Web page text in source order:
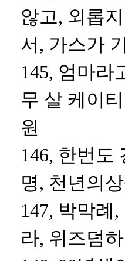
않고, 외롭
서, 가스가
145, 엄마라
무 살 케이
원
146, 한번도
명, 천년의
147, 박막례
라, 위즈덤